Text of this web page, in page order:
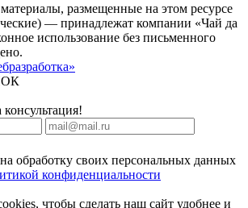
размещенные на этом ресурсе
— принадлежат компании «Чай да
использование без письменного
на обработку своих персональных данных
конфиденциальности
чтобы сделать наш сайт удобнее и